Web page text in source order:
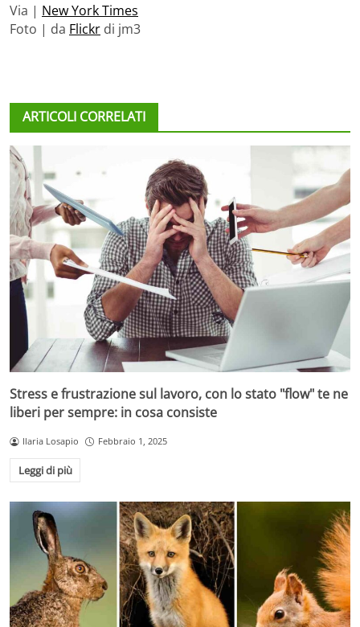
Via | New York Times
Foto | da Flickr di jm3
ARTICOLI CORRELATI
Stress e frustrazione sul lavoro, con lo stato "flow" te ne
liberi per sempre: in cosa consiste
Ilaria Losapio Febbraio 1, 2025
Leggi di più